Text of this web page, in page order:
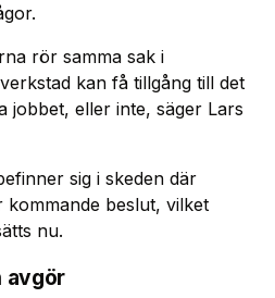
rör samma sak i
kan få tillgång till det
jobbet, eller inte, säger Lars
sig i skeden där
beslut, vilket
nu.
avgör